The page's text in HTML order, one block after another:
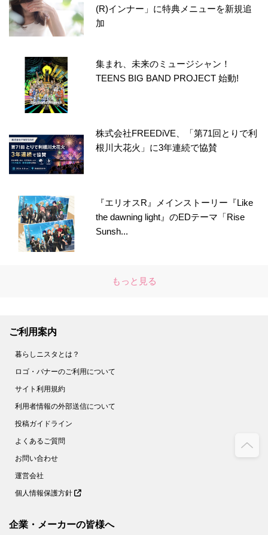
(R)インナー」に特典メニューを新規追
加
集まれ、未来のミュージシャン！
TEENS BIG BAND PROJECT 始動!
株式会社FREEDiVE、「第71回とりで利
根川大花火」に3年連続で協賛
『エリオスR』メインストーリー『Like
the dawning light』のEDテーマ「Rise
Sunsh...
もっと見る
ご利用案内
暮らしニスタとは？
ロゴ・バナーのご利用について
サイト利用規約
利用者情報の外部送信について
投稿ガイドライン
よくあるご質問
お問い合わせ
運営会社
個人情報保護方針
企業・メーカーの皆様へ